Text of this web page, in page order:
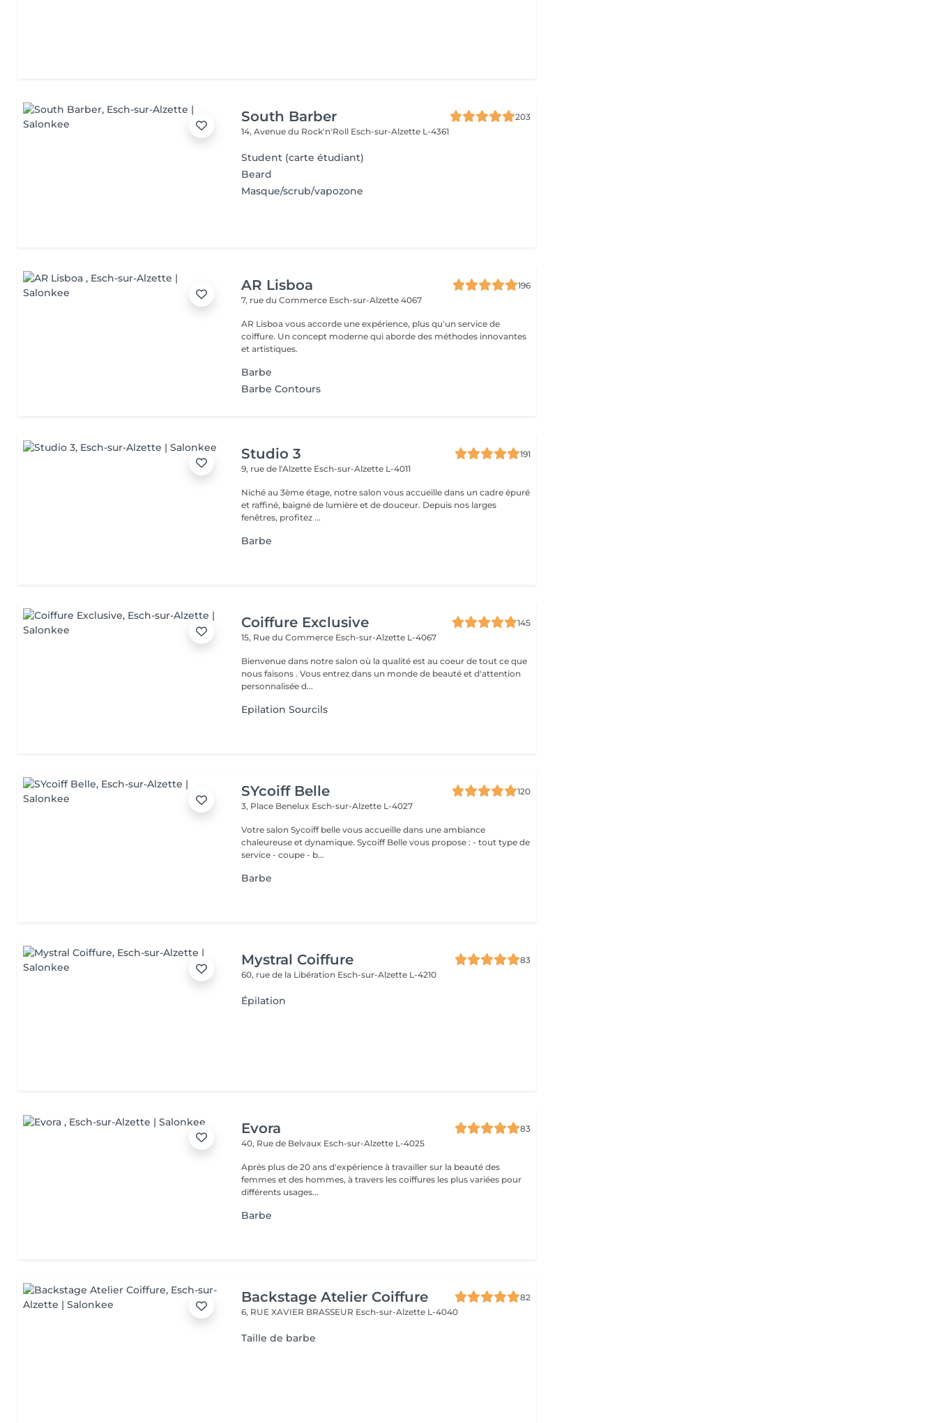
South Barber
203
14, Avenue du Rock'n'Roll Esch-sur-Alzette L-4361
Student (carte étudiant)
Beard
Masque/scrub/vapozone
AR Lisboa
196
7, rue du Commerce Esch-sur-Alzette 4067
AR Lisboa vous accorde une expérience, plus qu'un service de
coiffure. Un concept moderne qui aborde des méthodes innovantes
et artistiques.
Barbe
Barbe Contours
Studio 3
191
9, rue de l'Alzette Esch-sur-Alzette L-4011
Niché au 3ème étage, notre salon vous accueille dans un cadre épuré
et raffiné, baigné de lumière et de douceur. Depuis nos larges
fenêtres, profitez ...
Barbe
Coiffure Exclusive
145
15, Rue du Commerce Esch-sur-Alzette L-4067
Bienvenue dans notre salon où la qualité est au coeur de tout ce que
nous faisons . Vous entrez dans un monde de beauté et d'attention
personnalisée d...
Epilation Sourcils
SYcoiff Belle
120
3, Place Benelux Esch-sur-Alzette L-4027
Votre salon Sycoiff belle vous accueille dans une ambiance
chaleureuse et dynamique. Sycoiff Belle vous propose : - tout type de
service - coupe - b...
Barbe
Mystral Coiffure
83
60, rue de la Libération Esch-sur-Alzette L-4210
Épilation
Evora
83
40, Rue de Belvaux Esch-sur-Alzette L-4025
Après plus de 20 ans d'expérience à travailler sur la beauté des
femmes et des hommes, à travers les coiffures les plus variées pour
différents usages...
Barbe
Backstage Atelier Coiffure
82
6, RUE XAVIER BRASSEUR Esch-sur-Alzette L-4040
Taille de barbe